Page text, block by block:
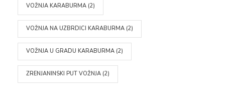
VOŽNJA KARABURMA (2)
VOŽNJA NA UZBRDICI KARABURMA (2)
VOŽNJA U GRADU KARABURMA (2)
ZRENJANINSKI PUT VOŽNJA (2)